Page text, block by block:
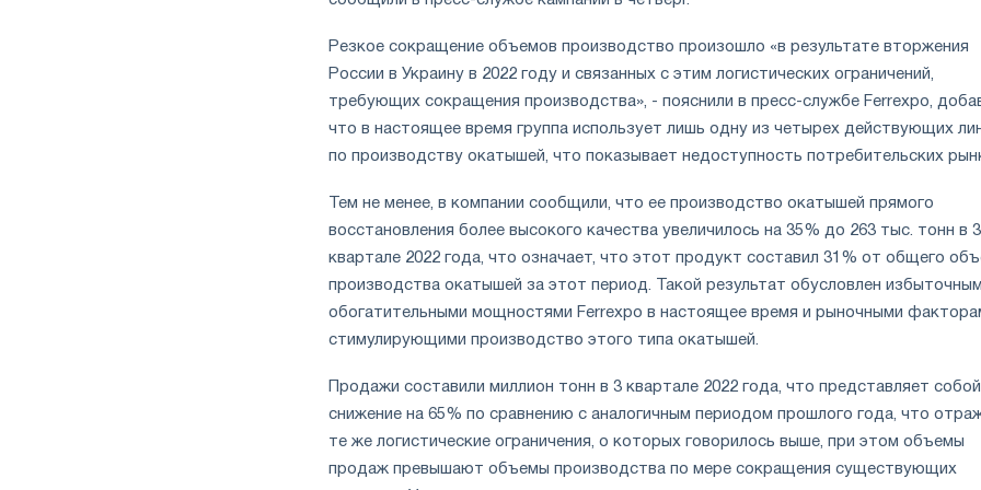
Резкое сокращение объемов производство произошло «в результате вторжения
России в Украину в 2022 году и связанных с этим логистических ограничений,
требующих сокращения производства», - пояснили в пресс-службе Ferrexpo,
что в настоящее время группа использует лишь одну из четырех действующих
по производству окатышей, что показывает недоступность потребительских
Тем не менее, в компании сообщили, что ее производство окатышей прямого
восстановления более высокого качества увеличилось на 35% до 263 тыс. тонн в 3
квартале 2022 года, что означает, что этот продукт составил 31% от общего
производства окатышей за этот период. Такой результат обусловлен
обогатительными мощностями Ferrexpo в настоящее время и рыночными
стимулирующими производство этого типа окатышей.
Продажи составили миллион тонн в 3 квартале 2022 года, что представляет собой
снижение на 65% по сравнению с аналогичным периодом прошлого года, что
те же логистические ограничения, о которых говорилось выше, при этом объемы
продаж превышают объемы производства по мере сокращения существующих